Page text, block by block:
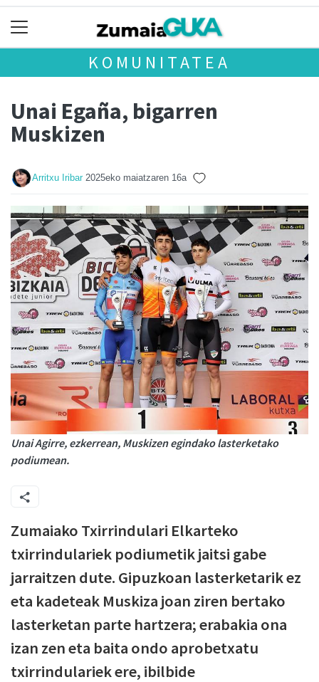
KOMUNITATEA
Unai Egaña, bigarren
Muskizen
Arritxu Iribar 2025eko maiatzaren 16a
Unai Agirre, ezkerrean, Muskizen egindako lasterketako
podiumean.
Zumaiako Txirrindulari Elkarteko
txirrindulariek podiumetik jaitsi gabe
jarraitzen dute. Gipuzkoan lasterketarik ez
eta kadeteak Muskiza joan ziren bertako
lasterketan parte hartzera; erabakia ona
izan zen eta baita ondo aprobetxatu
txirrindulariek ere, ibilbide